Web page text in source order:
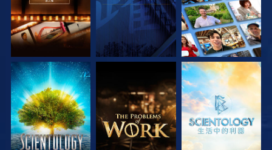
探索系列節目 探索系列節目 探索系列節目